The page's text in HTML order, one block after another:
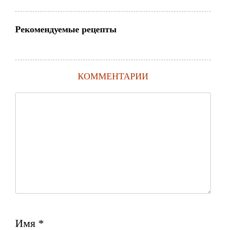
Рекомендуемые рецепты
КОММЕНТАРИИ
Имя *